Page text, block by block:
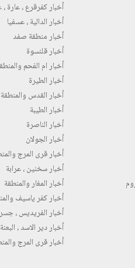
أخبار كفرقرع ، عارة
أخبار الدالية ، عسفيا
أخبار منطقة صفد
أخبار قلنسوة
أخبار ام الفحم
أخبار الطيرة
أخبار القدس والمنطقة
أخبار الطيبة
أخبار الناصرة
أخبار الجولان
أخبار قرى المرج
أخبار سخنين ، عرابة
أخبار المغار والمنطقة
أخبار كفر ياسيف
أخبار الفريديس ،
أخبار دير الاسد ،
أخبار قرى المرج